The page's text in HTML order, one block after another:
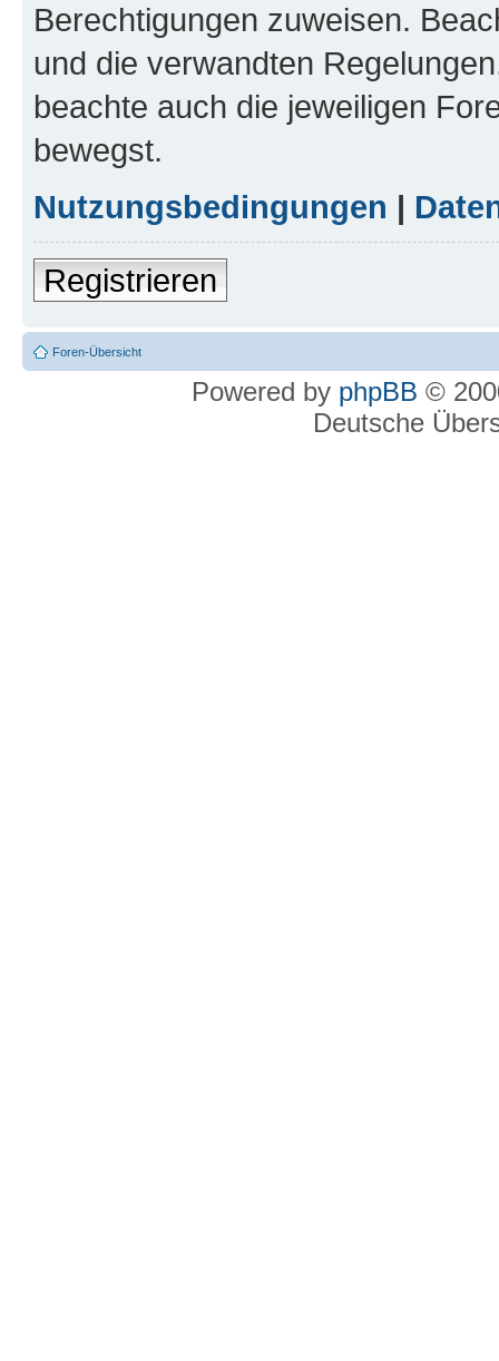
Berechtigungen zuweisen.
und die verwandten
beachte auch die jeweiligen
bewegst.
Nutzungsbedingungen |
Registrieren
Foren-Übersicht
Powered by phpBB ©
Deutsche